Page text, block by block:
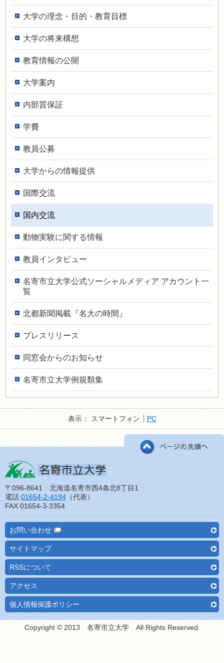
大学の理念・目的・教育目標
大学の将来構想
教育情報の公開
大学案内
内部質保証
学費
教員公募
大学からの情報提供
国際交流
国内交流
動物実験に関する情報
教員インタ­ビュー
名寄市立大学公式ソーシャルメディア アカウント一
覧
北都新聞掲載『名大の時間』
プレスリリース
同窓会からのお知らせ
名寄市立大学例規類集
表示： スマートフォン PC
〒096-8641 北海道名寄市西4条北8丁目1
電話 01654-2-4194 （代表）
FAX 01654-3-3354
お問い合わせ
サイトマップ
RSSについて
アクセス
個人情報保護ポリシー
Copyright © 2013 名寄市立大学 All Rights Reserved.